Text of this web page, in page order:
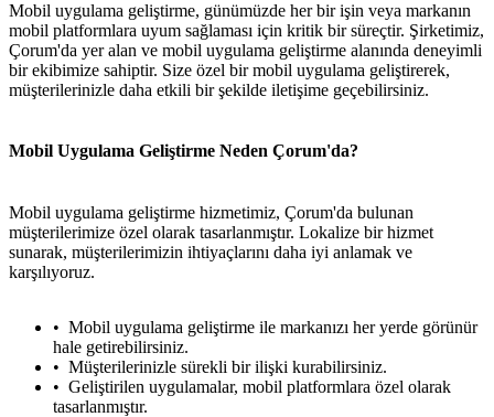
Mobil uygulama geliştirme, günümüzde her bir işin veya markanın
mobil platformlara uyum sağlaması için kritik bir süreçtir. Şirketimiz,
Çorum'da yer alan ve mobil uygulama geliştirme alanında deneyimli
bir ekibimize sahiptir. Size özel bir mobil uygulama geliştirerek,
müşterilerinizle daha etkili bir şekilde iletişime geçebilirsiniz.
Mobil Uygulama Geliştirme Neden Çorum'da?
Mobil uygulama geliştirme hizmetimiz, Çorum'da bulunan
müşterilerimize özel olarak tasarlanmıştır. Lokalize bir hizmet
sunarak, müşterilerimizin ihtiyaçlarını daha iyi anlamak ve
karşılıyoruz.
Mobil uygulama geliştirme ile markanızı her yerde görünür
hale getirebilirsiniz.
Müşterilerinizle sürekli bir ilişki kurabilirsiniz.
Geliştirilen uygulamalar, mobil platformlara özel olarak
tasarlanmıştır.